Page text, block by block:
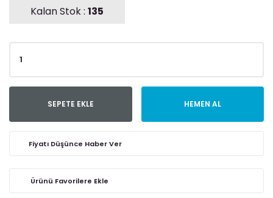
Kalan Stok : 135
SEPETE EKLE HEMEN AL
Fiyatı Düşünce Haber Ver